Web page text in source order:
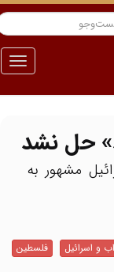
منو
حل نشد
مشهور به
و اسرائیل
فلسطین